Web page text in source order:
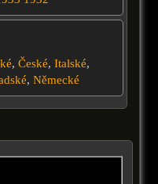
, České, Italské,
, Německé